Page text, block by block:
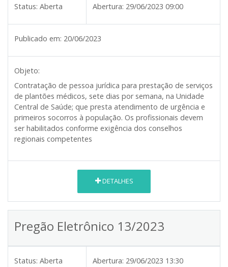
Status: Aberta Abertura: 29/06/2023 09:00
Publicado em: 20/06/2023
Objeto:
Contratação de pessoa jurídica para prestação de serviços
de plantões médicos, sete dias por semana, na Unidade
Central de Saúde; que presta atendimento de urgência e
primeiros socorros à população. Os profissionais devem
ser habilitados conforme exigência dos conselhos
regionais competentes
DETALHES
Pregão Eletrônico 13/2023
Status: Aberta Abertura: 29/06/2023 13:30